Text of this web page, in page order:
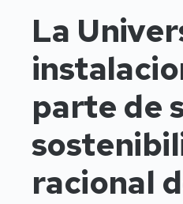
La
parte de
racional